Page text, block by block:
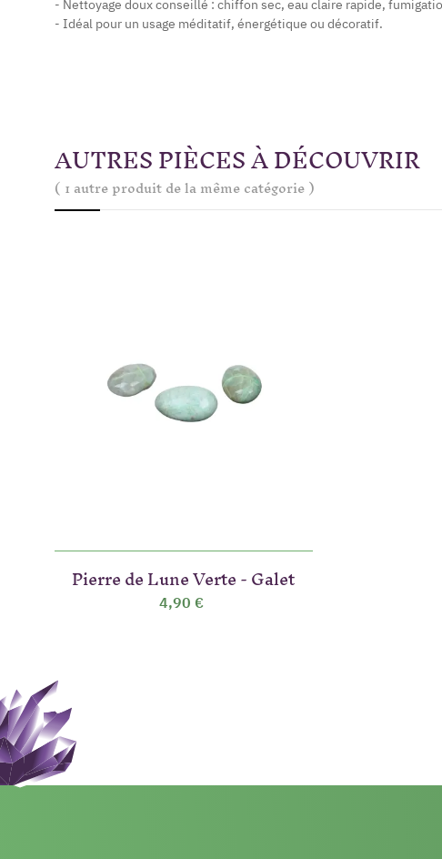
- Nettoyage doux conseillé : chiffon sec, eau claire rapide,
- Idéal pour un usage méditatif, énergétique ou décoratif.
AUTRES PIÈCES À DÉCOUVRIR
( 1 autre produit de la même catégorie )
Pierre de Lune Verte - Galet
4,90 €